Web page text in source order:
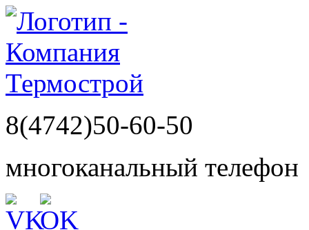
8(4742)50-60-50
многоканальный телефон